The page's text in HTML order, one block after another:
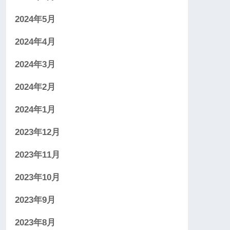
2024年5月
2024年4月
2024年3月
2024年2月
2024年1月
2023年12月
2023年11月
2023年10月
2023年9月
2023年8月